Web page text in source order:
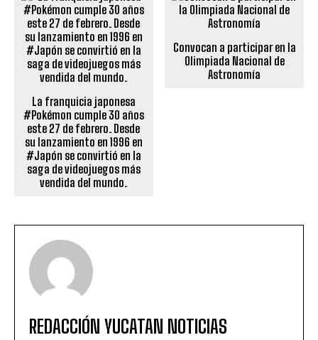
La franquicia japonesa
#Pokémon cumple 30 años
este 27 de febrero. Desde
su lanzamiento en 1996 en
#Japón se convirtió en la
saga de videojuegos más
vendida del mundo.
Convocan a participar en la
Olimpiada Nacional de
Astronomía
REDACCIÓN YUCATAN NOTICIAS